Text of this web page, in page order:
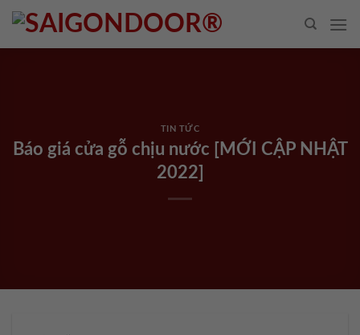
Skip
content
TIN TỨC
Báo giá cửa gỗ chịu nước [MỚI CẬP NHẬT
2022]